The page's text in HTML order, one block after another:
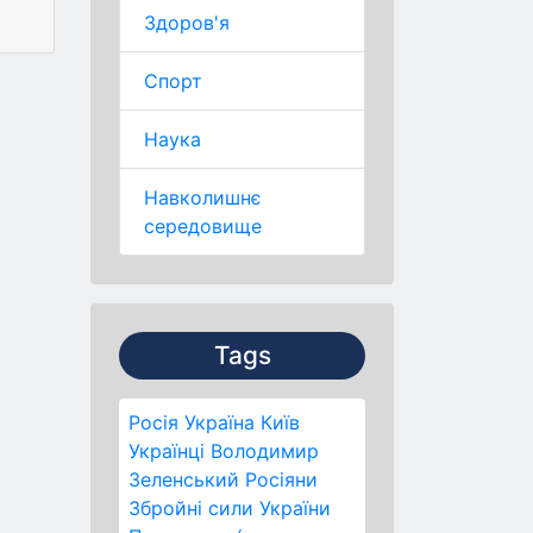
Здоров'я
Спорт
Наука
Навколишнє
середовище
Tags
Росія Україна Київ
Українці Володимир
Зеленський Росіяни
Збройні сили України